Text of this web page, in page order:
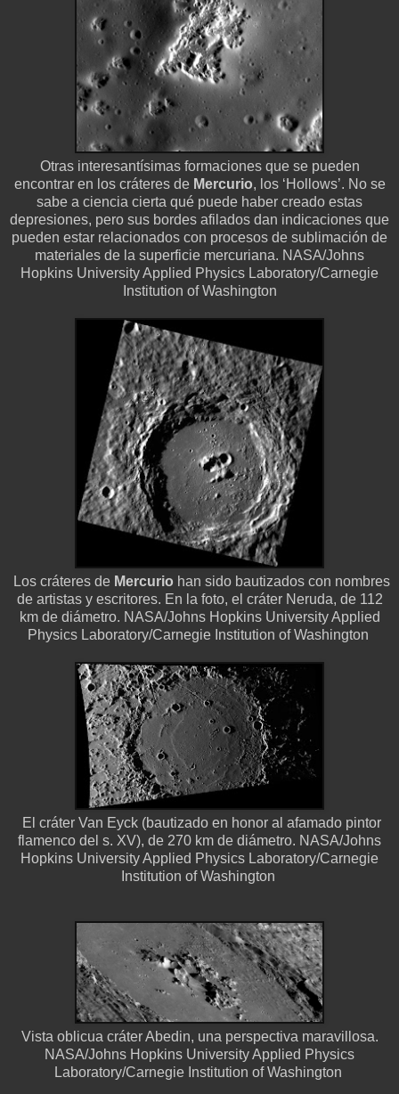
Otras interesantísimas formaciones que se pueden
encontrar en los cráteres de Mercurio, los ‘Hollows’. No se
sabe a ciencia cierta qué puede haber creado estas
depresiones, pero sus bordes afilados dan indicaciones que
pueden estar relacionados con procesos de sublimación de
materiales de la superficie mercuriana. NASA/Johns
Hopkins University Applied Physics Laboratory/Carnegie
Institution of Washington
Los cráteres de Mercurio han sido bautizados con nombres
de artistas y escritores. En la foto, el cráter Neruda, de 112
km de diámetro. NASA/Johns Hopkins University Applied
Physics Laboratory/Carnegie Institution of Washington
El cráter Van Eyck (bautizado en honor al afamado pintor
flamenco del s. XV), de 270 km de diámetro. NASA/Johns
Hopkins University Applied Physics Laboratory/Carnegie
Institution of Washington
Vista oblicua cráter Abedin, una perspectiva maravillosa.
NASA/Johns Hopkins University Applied Physics
Laboratory/Carnegie Institution of Washington